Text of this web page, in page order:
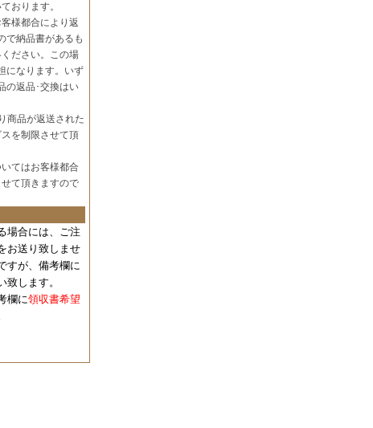
おります。
様都合により返
で納品書があるも
ださい。この場
になります。いず
の返品･交換はい
商品が返送された
を制限させて頂
てはお客様都合
て頂きますので
合には、 ご注
お送り致しませ
すが、備考欄に
します。
欄に領収書希望